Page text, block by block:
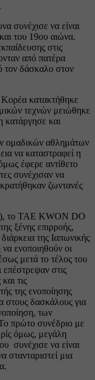
συνέχισε να είναι
του 19ου αιώνα.
στις
από πατέρα
τον δάσκαλο στον
κατακτήθηκε
τεχνών μειώθηκε
και
ομαδικών αθλημάτων
να καταστραφεί η
έφερε αντίθετο
συνέχισαν να
ζωντανές
το TAE KWON DO
ξένης επιρροής,
της Ιαπωνικής
ενοποιηθούν οι
μετά το τέλος του
στις
τις
της ενοποίησης
στους δασκάλους για
των
πρώτο συνέδριο με
όμως, μεγάλη
συνέχισε να είναι
στανταριστεί μια